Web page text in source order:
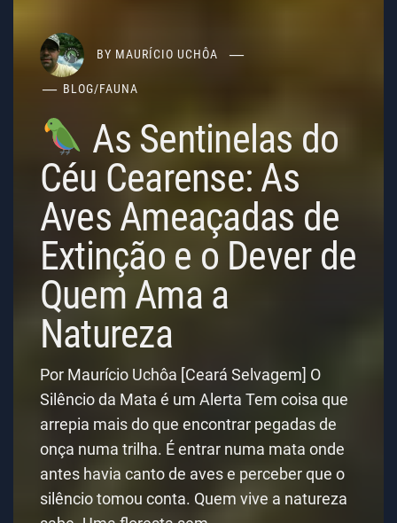
BY MAURÍCIO UCHÔA
BLOG/FAUNA
As Sentinelas do
Céu Cearense: As
Aves Ameaçadas de
Extinção e o Dever de
Quem Ama a
Natureza
Por Maurício Uchôa [Ceará Selvagem] O
Silêncio da Mata é um Alerta Tem coisa que
arrepia mais do que encontrar pegadas de
onça numa trilha. É entrar numa mata onde
antes havia canto de aves e perceber que o
silêncio tomou conta. Quem vive a natureza